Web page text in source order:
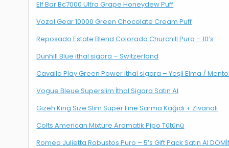
Elf Bar Bc7000 Ultra Grape Honeydew Puff
Vozol Gear 10000 Green Chocolate Cream Puff
Reposado Estate Blend Colorado Churchill Puro – 10’s
Dunhill Blue ithal sigara – Switzerland
Cavallo Play Green Power ithal sigara – Yeşil Elma / Mentol
Vogue Bleue Superslim İthal Sigara Satın Al
Gizeh King Size Slim Super Fine Sarma Kağıdı + Zıvanalı
Colts American Mixture Aromatik Pipo Tütünü
Romeo Julietta Robustos Puro – 5’s Gift Pack Satın Al